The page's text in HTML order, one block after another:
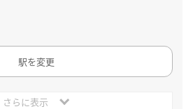
駅を変更
さらに表示